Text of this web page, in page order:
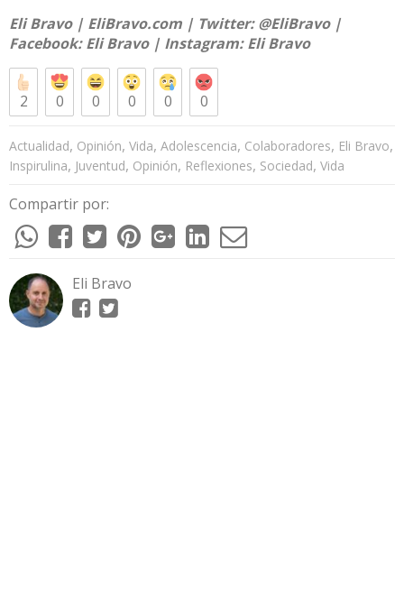
Eli Bravo | EliBravo.com | Twitter:@EliBravo|
Facebook:Eli Bravo| Instagram:Eli Bravo
2 0 0 0 0 0
Actualidad, Opinión, Vida, Adolescencia, Colaboradores, Eli Bravo,
Inspirulina, Juventud, Opinión, Reflexiones, Sociedad, Vida
Compartir por:
Eli Bravo